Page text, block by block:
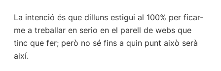
La intenció és que dilluns estigui al 100% per ficar-
me a treballar en serio en el parell de webs que
tinc que fer; però no sé fins a quin punt això serà
així.